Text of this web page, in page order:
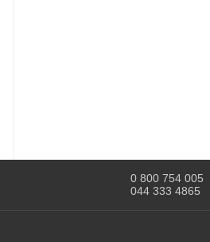
0 800 754 005
044 333 4865